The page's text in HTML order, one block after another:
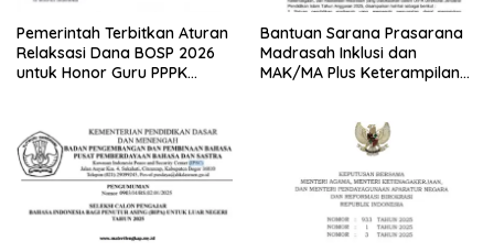
Pemerintah Terbitkan Aturan
Relaksasi Dana BOSP 2026
untuk Honor Guru PPPK
Bantuan Sarana Prasarana
Madrasah Inklusi dan
MAK/MA Plus Keterampilan